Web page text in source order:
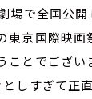
場で全国公開
東京国際映画
ことでござい
しすぎて正